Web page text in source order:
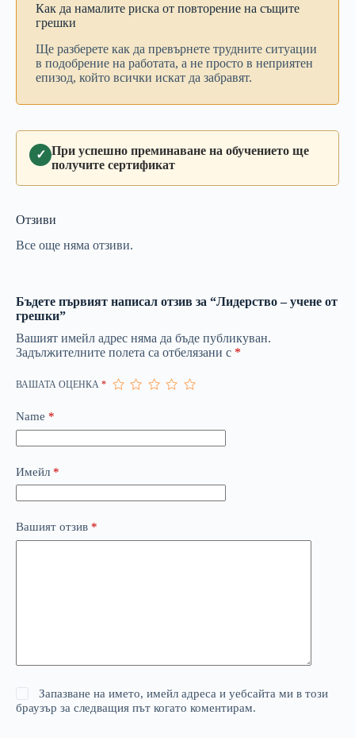
Как да намалите риска от повторение на същите
грешки
Ще разберете как да превърнете трудните ситуации
в подобрение на работата, а не просто в неприятен
епизод, който всички искат да забравят.
✓ При успешно преминаване на обучението ще
получите сертификат
Отзиви
Все още няма отзиви.
Бъдете първият написал отзив за “Лидерство – учене от
грешки”
Вашият имейл адрес няма да бъде публикуван.
Задължителните полета са отбелязани с *
ВАШАТА ОЦЕНКА *
Name *
Имейл *
Вашият отзив *
Запазване на името, имейл адреса и уебсайта ми в този
браузър за следващия път когато коментирам.